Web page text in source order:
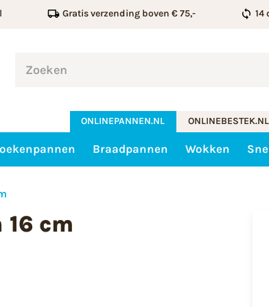
Gratis verzending boven € 75,- 14
ONLINEPANNEN.NL ONLINEBESTEK.NL
Braadpannen Wokken
cm